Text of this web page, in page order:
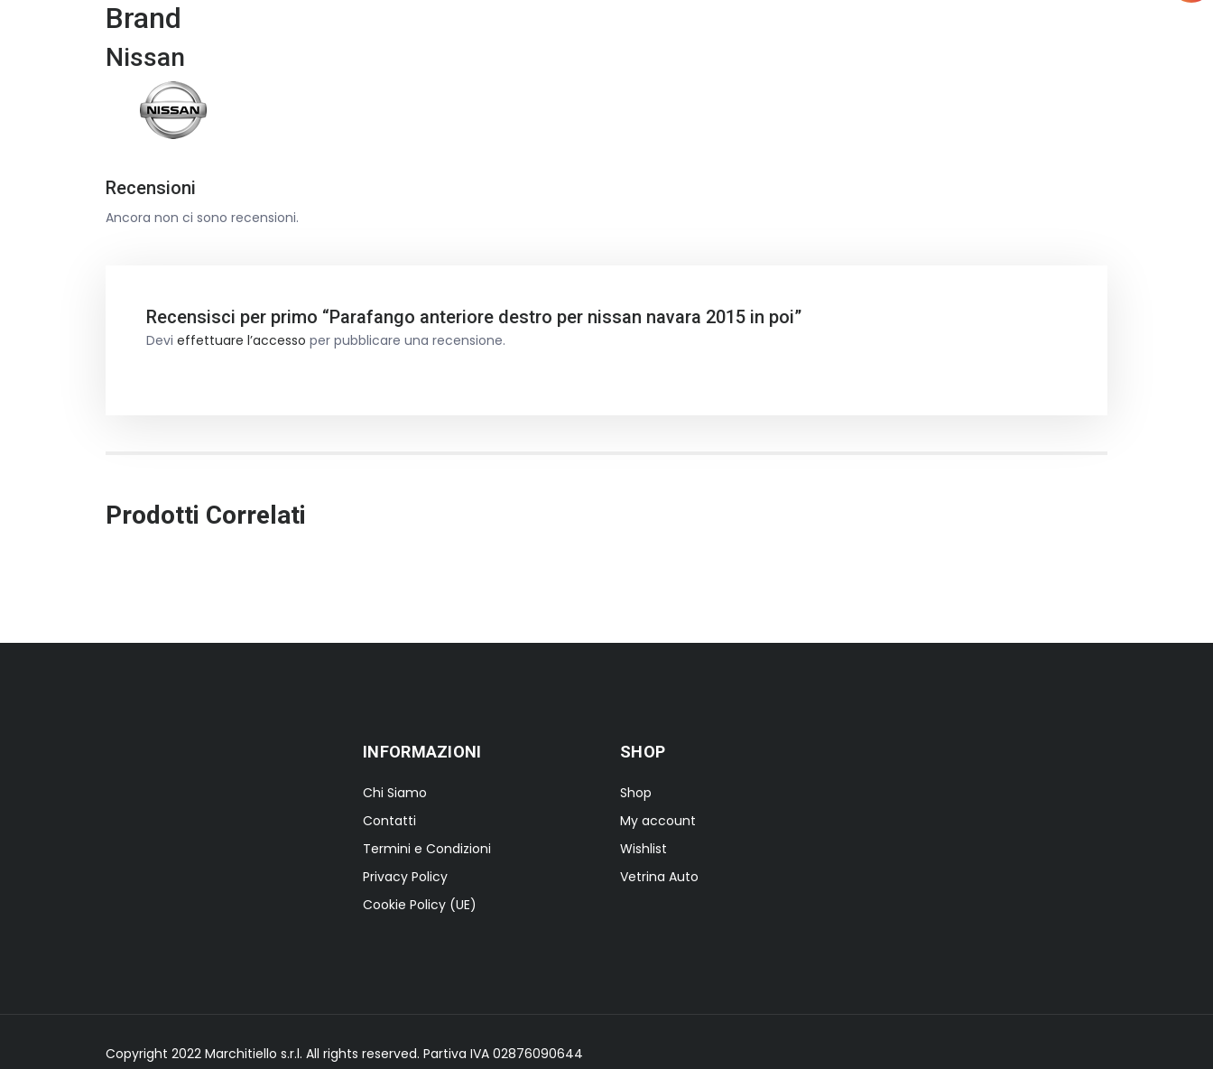
Brand
Nissan
Recensioni
Ancora non ci sono recensioni.
Recensisci per primo “Parafango anteriore destro per nissan navara 2015 in poi”
Devi effettuare l’accesso per pubblicare una recensione.
Prodotti Correlati
INFORMAZIONI
Chi Siamo
Contatti
Termini e Condizioni
Privacy Policy
Cookie Policy (UE)
SHOP
Shop
My account
Wishlist
Vetrina Auto
Copyright 2022 Marchitiello s.r.l. All rights reserved. Partiva IVA 02876090644